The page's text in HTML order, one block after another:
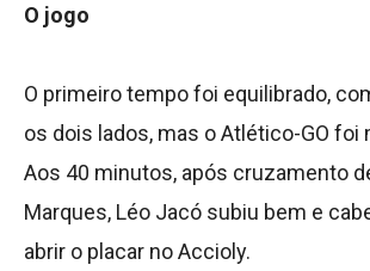
O jogo
O primeiro tempo foi equilibrado,
os dois lados, mas o Atlético-GO foi
Aos 40 minutos, após cruzamento
Marques, Léo Jacó subiu bem e
abrir o placar no Accioly.